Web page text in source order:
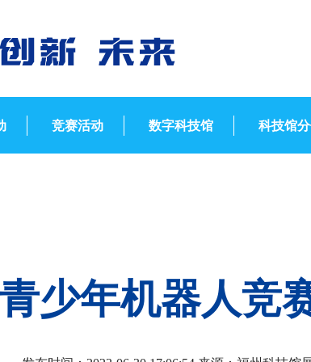
竞赛活动 数字科技馆 科技馆
少年机器人竞